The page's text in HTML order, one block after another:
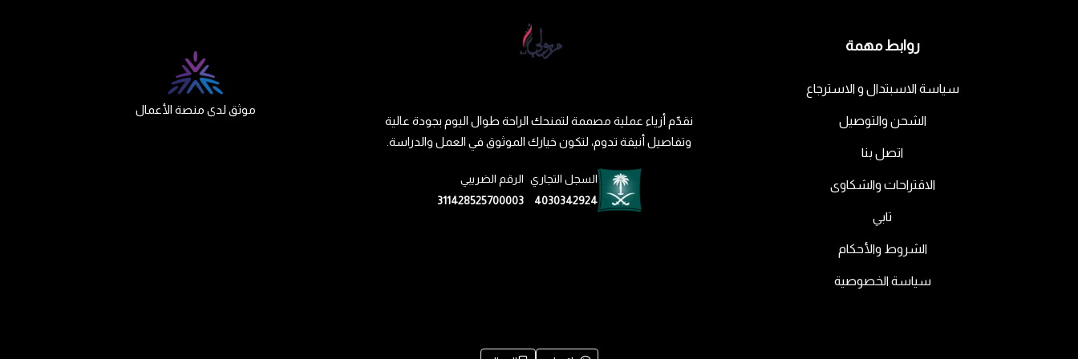
روابط مهمة
سياسة الاسبتدال و الاسترجاع
الشحن والتوصيل
اتصل بنا
الاقتراحات والشكاوى
تابي
الشروط والأحكام
سياسة الخصوصية
نقدّم أزياء عملية مصممة لتمنحك الراحة طوال اليوم بجودة عالية
وتفاصيل أنيقة تدوم، لتكون خيارك الموثوق في العمل والدراسة.
السجل التجاري
4030342924
الرقم الضريبي
311428525700003
موثق لدى منصة الأعمال